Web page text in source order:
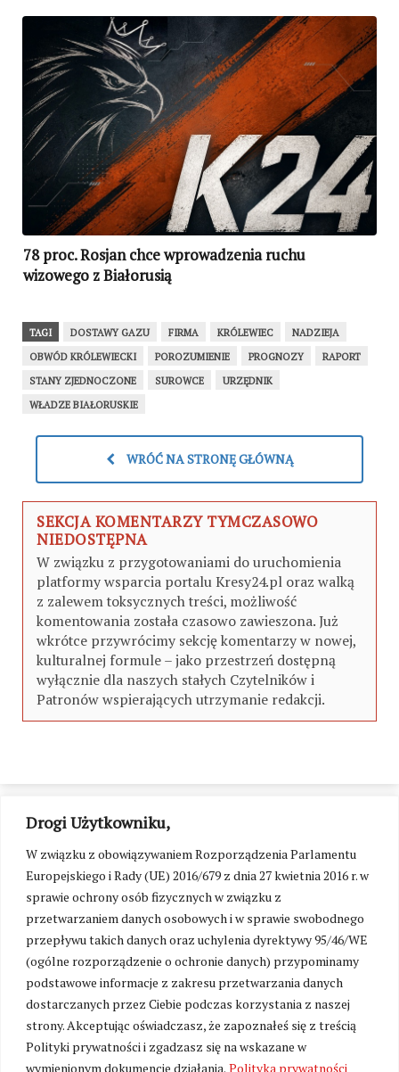
Drogi Użytkowniku,
W związku z obowiązywaniem Rozporządzenia Parlamentu
Europejskiego i Rady (UE) 2016/679 z dnia 27 kwietnia 2016 r. w
sprawie ochrony osób fizycznych w związku z
przetwarzaniem danych osobowych i w sprawie swobodnego
przepływu takich danych oraz uchylenia dyrektywy 95/46/WE
(ogólne rozporządzenie o ochronie danych) przypominamy
podstawowe informacje z zakresu przetwarzania danych
dostarczanych przez Ciebie podczas korzystania z naszej
strony. Akceptując oświadczasz, że zapoznałeś się z treścią
Polityki prywatności i zgadzasz się na wskazane w
wymienionym dokumencie działania. Polityka prywatności
78 proc. Rosjan chce wprowadzenia ruchu
wizowego z Białorusią
TAGI DOSTAWY GAZU FIRMA KRÓLEWIEC
NADZIEJA
OBWÓD KRÓLEWIECKI
POROZUMIENIE PROGNOZY
RAPORT
STANY ZJEDNOCZONE
SUROWCE
URZĘDNIK
WŁADZE BIAŁORUSKIE
WRÓĆ NA STRONĘ GŁÓWNĄ
SEKCJA KOMENTARZY TYMCZASOWO
NIEDOSTĘPNA
W związku z przygotowaniami do uruchomienia
platformy wsparcia portalu Kresy24.pl oraz walką
z zalewem toksycznych treści, możliwość
komentowania została czasowo zawieszona. Już
wkrótce przywrócimy sekcję komentarzy w nowej,
kulturalnej formule – jako przestrzeń dostępną
wyłącznie dla naszych stałych Czytelników i
Patronów wspierających utrzymanie redakcji.
Zmień ustawienia cookies